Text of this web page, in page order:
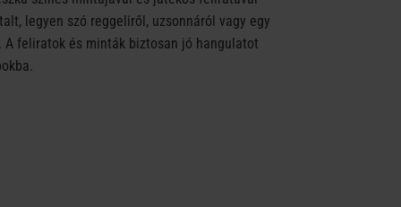
legyen szó reggeliről, uzsonnáról vagy egy
feliratok és minták biztosan jó hangulatot